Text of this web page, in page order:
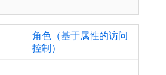
角色（基于属性的访问
控制）